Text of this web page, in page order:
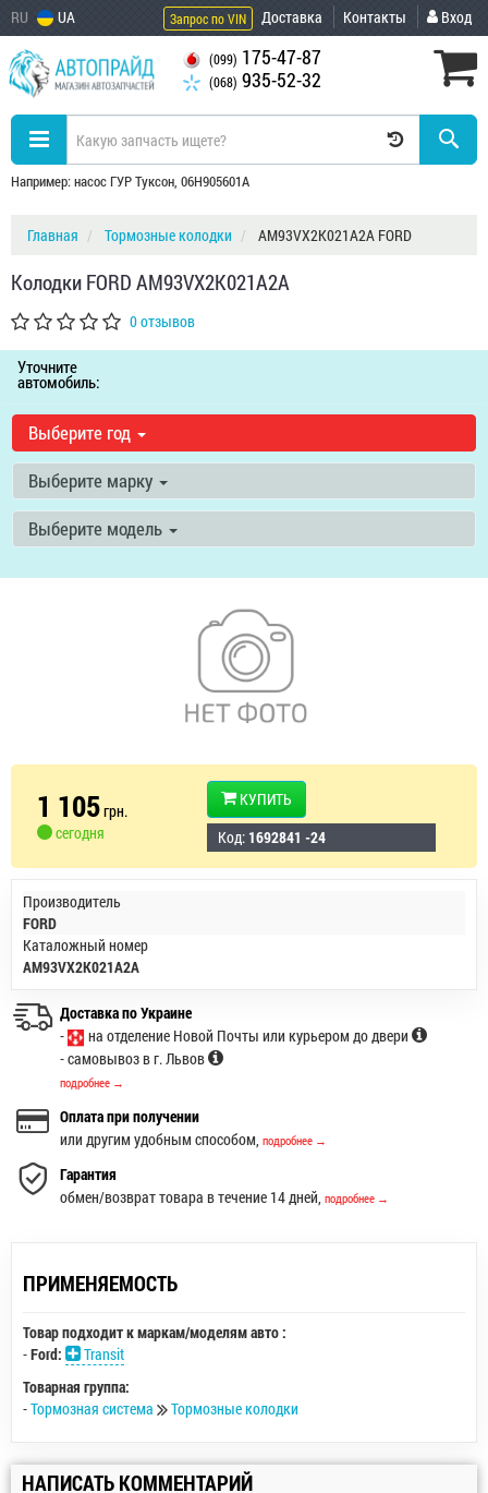
RU UA Запрос по VIN Доставка Контакты Вход
(099) 175-47-87
(068) 935-52-32
Например: насос ГУР Туксон, 06H905601A
Главная Тормозные колодки AM93VX2K021A2A FORD
Колодки FORD AM93VX2K021A2A
0 отзывов
Уточните
автомобиль:
Выберите год
Выберите марку
Выберите модель
1 105грн.
сегодня
КУПИТЬ
Код: 1692841 -24
Производитель
FORD
Каталожный номер
AM93VX2K021A2A
Доставка по Украине
-
на отделение Новой Почты или курьером до двери
- самовывоз в г. Львов
подробнее →
Оплата при получении
или другим удобным способом, подробнее →
Гарантия
обмен/возврат товара в течение 14 дней, подробнее →
ПРИМЕНЯЕМОСТЬ
Товар подходит к маркам/моделям авто :
-Ford:
Transit
Товарная группа:
-Тормозная система Тормозные колодки
НАПИСАТЬ КОММЕНТАРИЙ